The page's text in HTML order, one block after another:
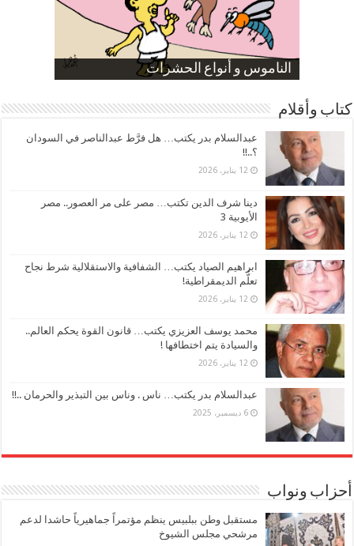
الناموس و أنواع الحشرات
الموظفين بعد ارتفاع الأسعار
ارتفاع نسبة الطلاق في مصر
صورة كاركاتيرية
صورة كاركاتيرية
كتاب وأقلام
عبدالسلام بدر يكتب… هل فرَّط عبدالناصر في السودان
؟..!!
12 يناير، 2026
دينا شرف الدين تكتب… مصر على مر العصور.. مصر
الأيوبية 3
12 يناير، 2026
ابراهيم الصياد يكتب… الشفافية والاستقلالية شرط نجاح
تعلُّم الديمقراطية!
12 يناير، 2026
محمد يوسف العزيزي يكتب… قانون القوة يحكم العالم..
والسيادة يتم اختطافها !
12 يناير، 2026
عبدالسلام بدر يكتب… ناس . وناس بين التبذير والحرمان ..!!
6 ديسمبر، 2025
أحزاب ونواب
مستقبل وطن ببلبيس ينظم مؤتمراً جماهيرياً حاشدا لدعم
مرشحي مجلس الشيوخ